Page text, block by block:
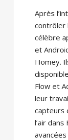
Après
contrôler
célèbre
et
Homey.
Flow et
leur
capteurs
l’air